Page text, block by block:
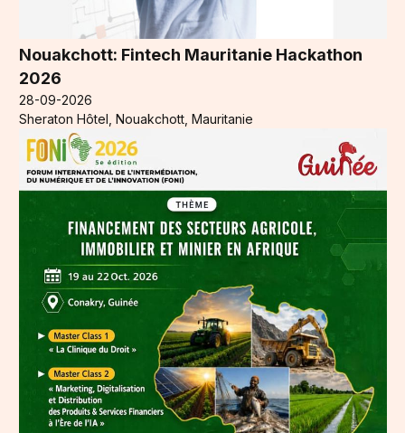
Nouakchott: Fintech Mauritanie Hackathon
2026
28-09-2026
Sheraton Hôtel, Nouakchott, Mauritanie